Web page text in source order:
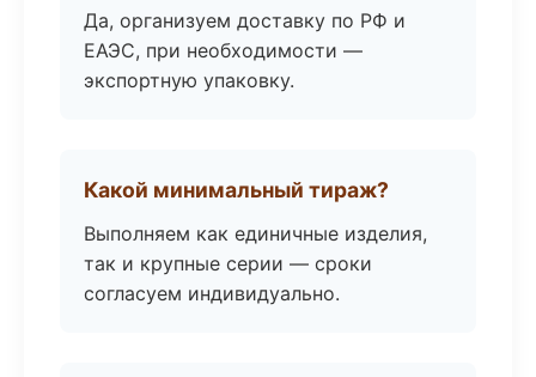
Да, организуем доставку по РФ и
ЕАЭС, при необходимости —
экспортную упаковку.
Какой минимальный тираж?
Выполняем как единичные изделия,
так и крупные серии — сроки
согласуем индивидуально.